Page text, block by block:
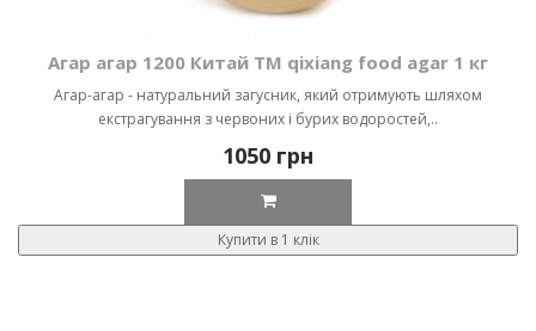
Агар агар 1200 Китай ТМ qixiang food agar 1 кг
Агар-агар - натуральний загусник, який отримують шляхом
екстрагування з червоних і бурих водоростей,..
1050 грн
Купити в 1 клік